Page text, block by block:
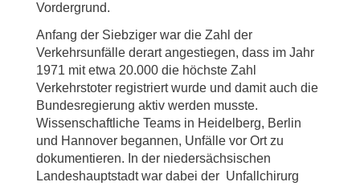
Vordergrund.
Anfang der Siebziger war die Zahl der
Verkehrsunfälle derart angestiegen, dass im Jahr
1971 mit etwa 20.000 die höchste Zahl
Verkehrstoter registriert wurde und damit auch die
Bundesregierung aktiv werden musste.
Wissenschaftliche Teams in Heidelberg, Berlin
und Hannover begannen, Unfälle vor Ort zu
dokumentieren. In der niedersächsischen
Landeshauptstadt war dabei der Unfallchirurg